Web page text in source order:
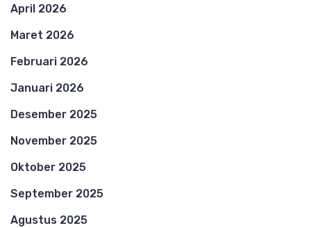
April 2026
Maret 2026
Februari 2026
Januari 2026
Desember 2025
November 2025
Oktober 2025
September 2025
Agustus 2025